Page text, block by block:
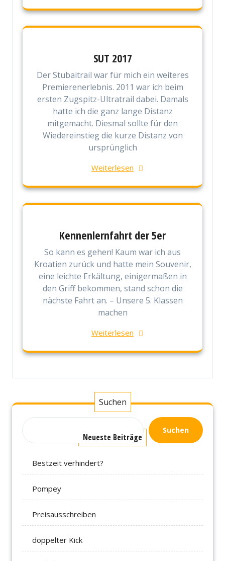
SUT 2017
Der Stubaitrail war für mich ein weiteres
Premierenerlebnis. 2011 war ich beim
ersten Zugspitz-Ultratrail dabei. Damals
hatte ich die ganz lange Distanz
mitgemacht. Diesmal sollte für den
Wiedereinstieg die kurze Distanz von
ursprünglich
Weiterlesen
Kennenlernfahrt der 5er
So kann es gehen! Kaum war ich aus
Kroatien zurück und hatte mein Souvenir,
eine leichte Erkältung, einigermaßen in
den Griff bekommen, stand schon die
nächste Fahrt an. – Unsere 5. Klassen
machen
Weiterlesen
Suchen
Suchen
Neueste Beiträge
Bestzeit verhindert?
Pompey
Preisausschreiben
doppelter Kick